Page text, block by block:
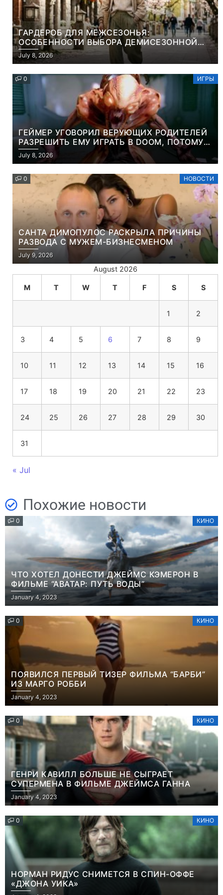
ГАРДЕРОБ ДЛЯ МЕЖСЕЗОНЬЯ:
ОСОБЕННОСТИ ВЫБОРА ДЕМИСЕЗОННОЙ
ПАРКИ И ЭЛЕГАНТНОГО ЖЕНСКОГО ПЛАЩА
July 8, 2026
0 ИГРЫ
ГЕЙМЕР УГОВОРИЛ ВЕРУЮЩИХ РОДИТЕЛЕЙ
РАЗРЕШИТЬ ЕМУ ИГРАТЬ В DOOM, ПОТОМУ
ЧТО ЭТО ХРИСТИАНСКАЯ ИГРА ПРО
УБИЙСТВО ДЕМОНОВ
July 8, 2026
0 НОВОСТИ
САНТА ДИМОПУЛОС РАСКРЫЛА ПРИЧИНЫ
РАЗВОДА С МУЖЕМ-БИЗНЕСМЕНОМ
July 9, 2026
August 2026
M T W T F S S
1 2
3 4 5 6 7 8 9
10 11 12 13 14 15 16
17 18 19 20 21 22 23
24 25 26 27 28 29 30
31
« Jul
Похожие новости
0 КИНО
ЧТО ХОТЕЛ ДОНЕСТИ ДЖЕЙМС КЭМЕРОН В
ФИЛЬМЕ “АВАТАР: ПУТЬ ВОДЫ”
January 4, 2023
0 КИНО
ПОЯВИЛСЯ ПЕРВЫЙ ТИЗЕР ФИЛЬМА “БАРБИ”
ИЗ МАРГО РОББИ
January 4, 2023
0 КИНО
ГЕНРИ КАВИЛЛ БОЛЬШЕ НЕ СЫГРАЕТ
СУПЕРМЕНА В ФИЛЬМЕ ДЖЕЙМСА ГАННА
January 4, 2023
0 КИНО
НОРМАН РИДУС СНИМЕТСЯ В СПИН-ОФФЕ
«ДЖОНА УИКА»
Игры